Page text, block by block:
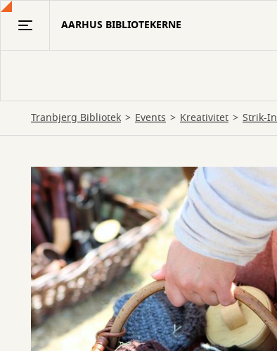
Gå
AARHUS BIBLIOTEKERNE
Tranbjerg Bibliotek Events Kreativitet Strik-In